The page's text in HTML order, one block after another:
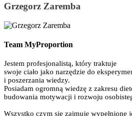
Grzegorz Zaremba
Team MyProportion
Jestem profesjonalistą, który traktuje
swoje ciało jako narzędzie do
i poszerzania wiedzy.
Posiadam ogromną wiedzę z zakresu
budowania motywacji i rozwoju
Wszystko czym się zajmuję wypełnione